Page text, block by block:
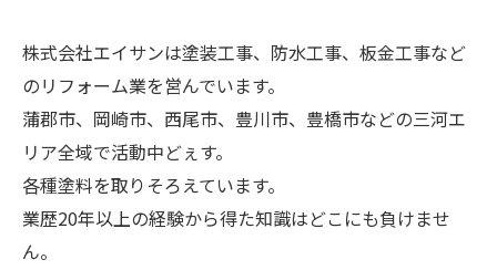
株式会社エイサンは塗装工事、防水工事、板金工事など
のリフォーム業を営んでいます。
蒲郡市、岡崎市、西尾市、豊川市、豊橋市などの三河エ
リア全域で活動中どぇす。
各種塗料を取りそろえています。
業歴20年以上の経験から得た知識はどこにも負けませ
ん。